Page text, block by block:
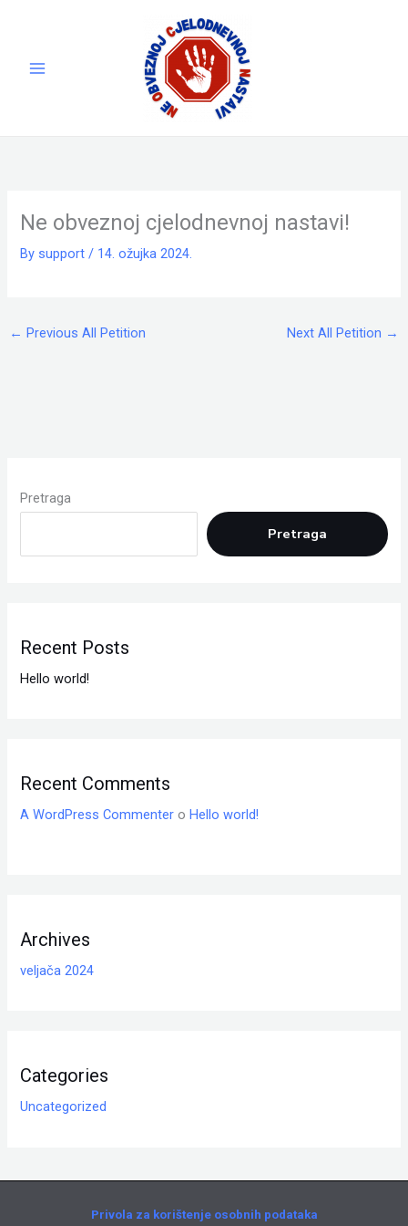
Ne obveznoj cjelodnevnoj nastavi!
By support/ 14. ožujka 2024.
← Previous All Petition Next All Petition →
Pretraga
Pretraga
Recent Posts
Hello world!
Recent Comments
A WordPress Commenter oHello world!
Archives
veljača 2024
Categories
Uncategorized
Privola za korištenje osobnih podataka